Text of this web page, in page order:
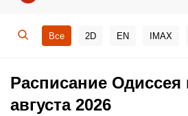
Все 2D EN IMAX
Расписание Одиссея
августа 2026